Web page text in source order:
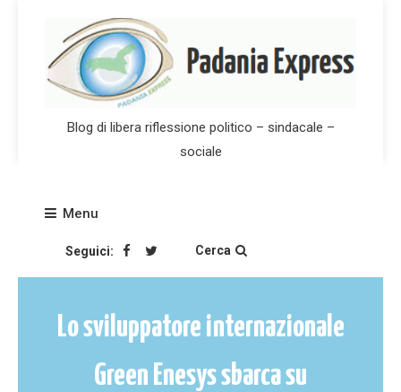
Blog di libera riflessione politico – sindacale –
sociale
Menu
Seguici: Cerca
Lo sviluppatore internazionale
Green Enesys sbarca su